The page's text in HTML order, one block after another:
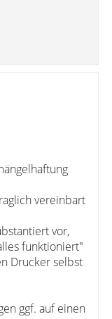
vereinbart
vor,
funktioniert"
Drucker selbst
ggf. auf einen